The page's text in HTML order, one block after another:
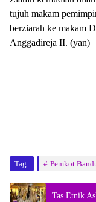
tujuh makam
berziarah ke makam
Anggadireja II. (yan)
Tag: Pemkot
Tas Etnik